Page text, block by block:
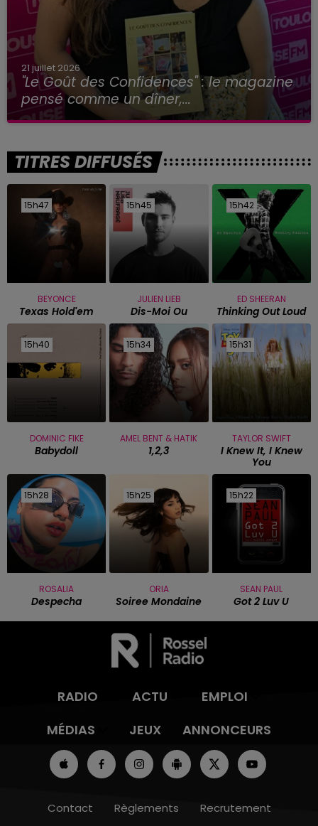
21 juillet 2026
"Le Goût des Confidences" : le magazine
pensé comme un dîner,...
TITRES DIFFUSÉS
15h47
15h47
BEYONCE
Texas Hold'em
15h45
15h45
JULIEN LIEB
Dis-Moi Ou
15h42
15h42
ED SHEERAN
Thinking Out Loud
15h40
15h40
DOMINIC FIKE
Babydoll
15h34
15h34
AMEL BENT & HATIK
1,2,3
15h31
15h31
TAYLOR SWIFT
I Knew It, I Knew
You
15h28
15h28
ROSALIA
Despecha
15h25
15h25
ORIA
Soiree Mondaine
15h22
15h22
SEAN PAUL
Got 2 Luv U
RADIO ACTU
EMPLOI
MÉDIAS
JEUX ANNONCEURS
Contact Règlements Recrutement